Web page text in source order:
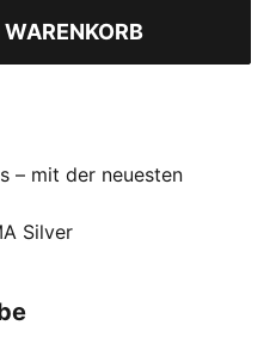
WARENKORB
– mit der neuesten
über eine
und einen verstärkten
Stoßdämpfung. Die
bereit für jeden Move.
Silver